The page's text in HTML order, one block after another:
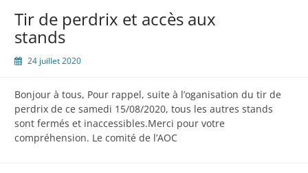
Tir de perdrix et accès aux
stands
24 juillet 2020
Bonjour à tous, Pour rappel, suite à l’oganisation du tir de
perdrix de ce samedi 15/08/2020, tous les autres stands
sont fermés et inaccessibles.Merci pour votre
compréhension. Le comité de l’AOC